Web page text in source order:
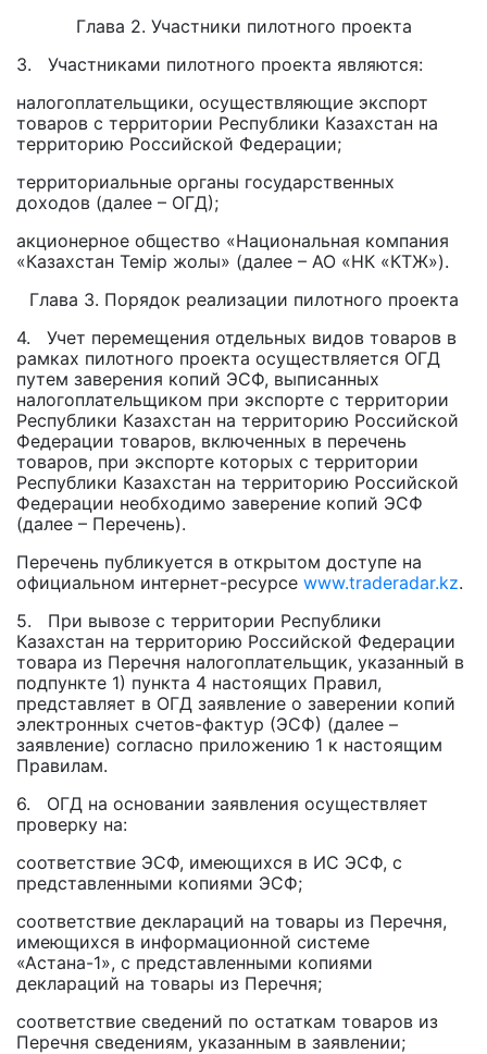
Глава 2. Участники пилотного проекта
3. Участниками пилотного проекта являются:
налогоплательщики, осуществляющие экспорт
товаров с территории Республики Казахстан на
территорию Российской Федерации;
территориальные органы государственных
доходов (далее – ОГД);
акционерное общество «Национальная компания
«Казахстан Темір жолы» (далее – АО «НК «КТЖ»).
Глава 3. Порядок реализации пилотного проекта
4. Учет перемещения отдельных видов товаров в
рамках пилотного проекта осуществляется ОГД
путем заверения копий ЭСФ, выписанных
налогоплательщиком при экспорте с территории
Республики Казахстан на территорию Российской
Федерации товаров, включенных в перечень
товаров, при экспорте которых с территории
Республики Казахстан на территорию Российской
Федерации необходимо заверение копий ЭСФ
(далее – Перечень).
Перечень публикуется в открытом доступе на
официальном интернет-ресурсе www.traderadar.kz.
5. При вывозе с территории Республики
Казахстан на территорию Российской Федерации
товара из Перечня налогоплательщик, указанный в
подпункте 1) пункта 4 настоящих Правил,
представляет в ОГД заявление о заверении копий
электронных счетов-фактур (ЭСФ) (далее –
заявление) согласно приложению 1 к настоящим
Правилам.
6. ОГД на основании заявления осуществляет
проверку на:
соответствие ЭСФ, имеющихся в ИС ЭСФ, с
представленными копиями ЭСФ;
соответствие деклараций на товары из Перечня,
имеющихся в информационной системе
«Астана-1», с представленными копиями
деклараций на товары из Перечня;
соответствие сведений по остаткам товаров из
Перечня сведениям, указанным в заявлении;